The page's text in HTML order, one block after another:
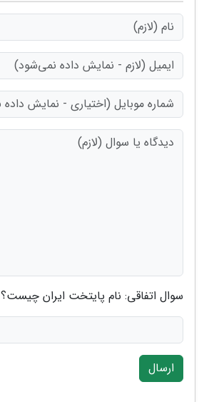
سوال اتفاقی: نام پایتخت ایران چیست؟
ارسال